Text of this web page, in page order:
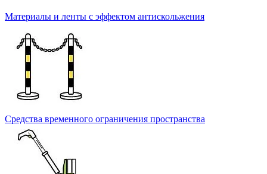
Материалы и ленты с эффектом антискольжения
Средства временного ограничения пространства